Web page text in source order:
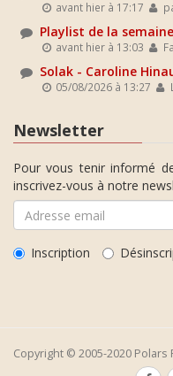
avant hier à 17:17
Playlist de la
avant hier à 13:03
Solak - Caroline
05/08/2026 à 13:27
Newsletter
Pour vous tenir informé
inscrivez-vous à notre
Inscription
Copyright © 2005-2020